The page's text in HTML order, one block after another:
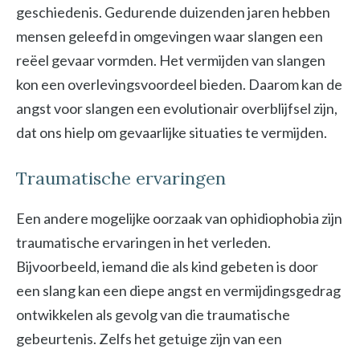
geschiedenis. Gedurende duizenden jaren hebben
mensen geleefd in omgevingen waar slangen een
reëel gevaar vormden. Het vermijden van slangen
kon een overlevingsvoordeel bieden. Daarom kan de
angst voor slangen een evolutionair overblijfsel zijn,
dat ons hielp om gevaarlijke situaties te vermijden.
Traumatische ervaringen
Een andere mogelijke oorzaak van ophidiophobia zijn
traumatische ervaringen in het verleden.
Bijvoorbeeld, iemand die als kind gebeten is door
een slang kan een diepe angst en vermijdingsgedrag
ontwikkelen als gevolg van die traumatische
gebeurtenis. Zelfs het getuige zijn van een